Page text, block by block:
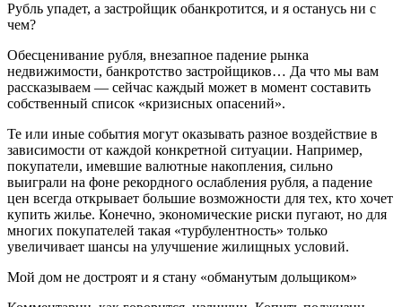
Рубль упадет, а застройщик обанкротится, и я останусь ни с
чем?
Обесценивание рубля, внезапное падение рынка
недвижимости, банкротство застройщиков… Да что мы вам
рассказываем — сейчас каждый может в момент составить
собственный список «кризисных опасений».
Те или иные события могут оказывать разное воздействие в
зависимости от каждой конкретной ситуации. Например,
покупатели, имевшие валютные накопления, сильно
выиграли на фоне рекордного ослабления рубля, а падение
цен всегда открывает большие возможности для тех, кто хочет
купить жилье. Конечно, экономические риски пугают, но для
многих покупателей такая «турбулентность» только
увеличивает шансы на улучшение жилищных условий.
Мой дом не достроят и я стану «обманутым дольщиком»